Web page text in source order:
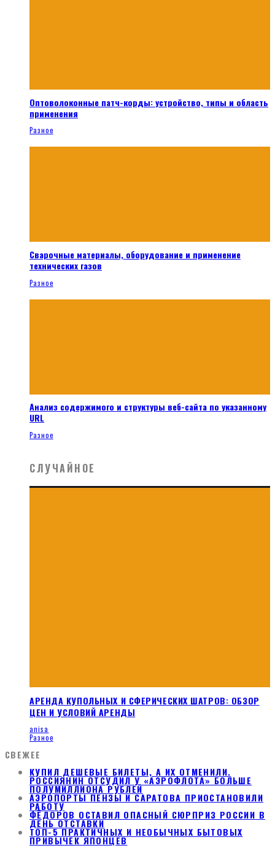
Оптоволоконные патч-корды: устройство, типы и область
применения
Разное
Сварочные материалы, оборудование и применение
технических газов
Разное
Анализ содержимого и структуры веб-сайта по указанному
URL
Разное
СЛУЧАЙНОЕ
АРЕНДА КУПОЛЬНЫХ И СФЕРИЧЕСКИХ ШАТРОВ: ОБЗОР
ЦЕН И УСЛОВИЙ АРЕНДЫ
anisa
Разное
СВЕЖЕЕ
КУПИЛ ДЕШЕВЫЕ БИЛЕТЫ, А ИХ ОТМЕНИЛИ.
РОССИЯНИН ОТСУДИЛ У «АЭРОФЛОТА» БОЛЬШЕ
ПОЛУМИЛЛИОНА РУБЛЕЙ
АЭРОПОРТЫ ПЕНЗЫ И САРАТОВА ПРИОСТАНОВИЛИ
РАБОТУ
ФЁДОРОВ ОСТАВИЛ ОПАСНЫЙ СЮРПРИЗ РОССИИ В
ДЕНЬ ОТСТАВКИ
ТОП-5 ПРАКТИЧНЫХ И НЕОБЫЧНЫХ БЫТОВЫХ
ПРИВЫЧЕК ЯПОНЦЕВ